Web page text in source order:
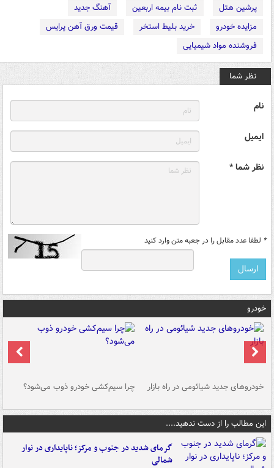
پرشین هتل
ثبت نام بیمه اربعین
آهنگ جدید
مزایده خودرو
خرید بلیط استخر
قیمت ورق آهن پرایس
فروشنده مواد شیمیایی
نظر شما
نام
ایمیل
نظر شما *
* لطفا عدد مقابل را در جعبه متن وارد کنید
خودرو
خودروهای جدید شیائومی در راه بازار چرا سیم‌کشی خودرو ذوب می‌شود؟
این مطالب را از دست ندهید....
گرمای شدید در جنوب و مرکز؛ ناپایداری در نوار
شمالی